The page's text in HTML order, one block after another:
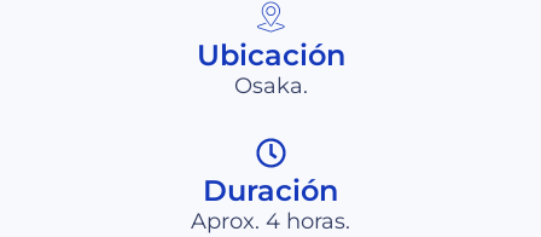
Ubicación
Osaka.
Duración
Aprox. 4 horas.